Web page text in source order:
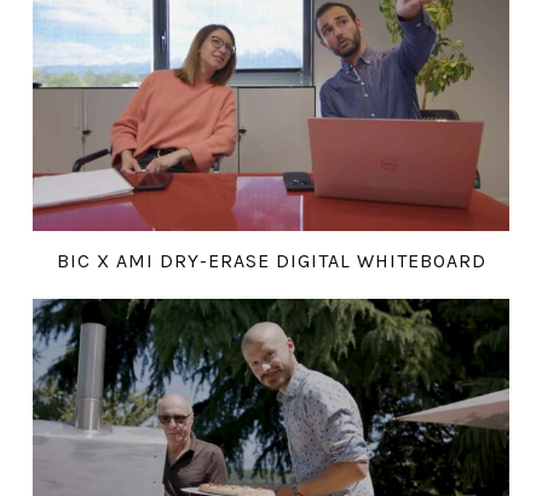
BIC X AMI DRY-ERASE DIGITAL WHITEBOARD